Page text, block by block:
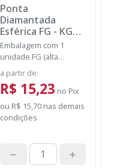
Ponta
Diamantada
Esférica FG - KG
SORENSEN
Embalagem com 1
unidade FG (alta
a partir de:
R$ 15,23 no Pix
ou R$ 15,70nas demais
condições